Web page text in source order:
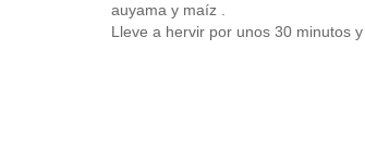
auyama y maíz .
Lleve a hervir por unos 30 minutos